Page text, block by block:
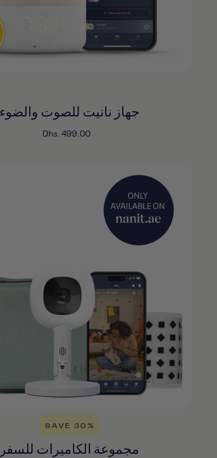
جهاز نانيت للصوت والضوء
السعر
Dhs. 499.00
SAVE 30%
مجموعة الكاميرات للسفر